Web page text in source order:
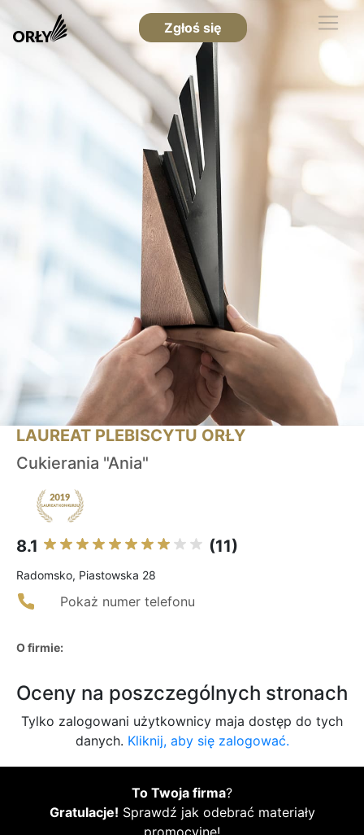
Zgłoś się
LAUREAT PLEBISCYTU ORŁY
Cukierania "Ania"
8.1 (11)
Radomsko, Piastowska 28
Pokaż numer telefonu
O firmie:
Oceny na poszczególnych stronach
Tylko zalogowani użytkownicy maja dostęp do tych
danych. Kliknij, aby się zalogować.
To Twoja firma?
Gratulacje! Sprawdź jak odebrać materiały